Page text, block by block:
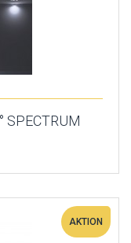
SPECTRUM
AKTION